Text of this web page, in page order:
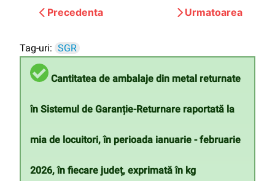
Precedenta Urmatoarea
Tag-uri: SGR
Cantitatea de ambalaje din metal returnate
în Sistemul de Garanție-Returnare raportată la
mia de locuitori, în perioada ianuarie - februarie
2026, în fiecare județ, exprimată în kg